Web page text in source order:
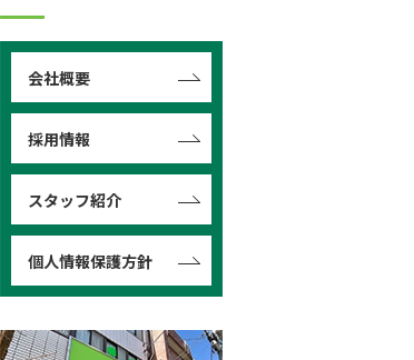
会社概要
採用情報
スタッフ紹介
個人情報保護方針